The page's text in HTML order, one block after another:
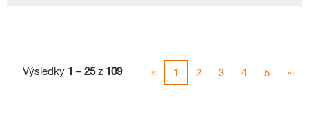
Výsledky 1 – 25z 109 « 1 2 3 4 5 »